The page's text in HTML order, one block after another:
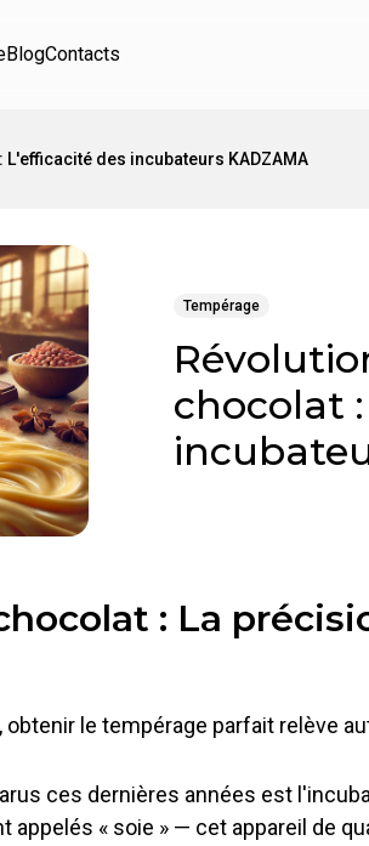
BlogContacts
des incubateurs KADZAMA
Tempérage
chocolat
: La
le tempérage parfait relève
ces dernières années est
« soie » — cet appareil de